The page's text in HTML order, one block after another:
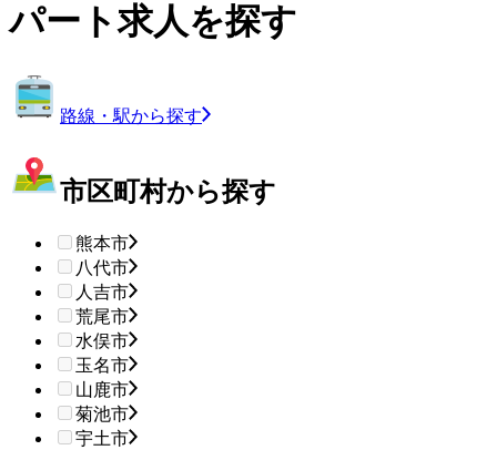
パート求人を探す
路線・駅から探す
市区町村から探す
熊本市
八代市
人吉市
荒尾市
水俣市
玉名市
山鹿市
菊池市
宇土市